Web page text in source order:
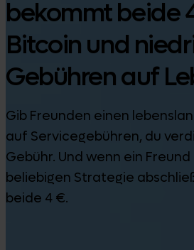
bekommt beide
Bitcoin und
Gebühren auf
Gib Freunden einen
auf Servicegebühren, du
Gebühr. Und wenn ein
beliebigen Strategie
beide 4 €.